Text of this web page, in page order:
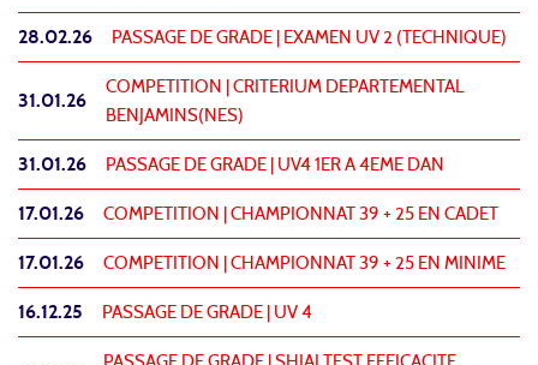
28.02.26 PASSAGE DE GRADE | EXAMEN UV 2 (TECHNIQUE)
31.01.26
COMPETITION | CRITERIUM DEPARTEMENTAL
BENJAMINS(NES)
31.01.26 PASSAGE DE GRADE | UV4 1ER A 4EME DAN
17.01.26 COMPETITION | CHAMPIONNAT 39 + 25 EN CADET
17.01.26 COMPETITION | CHAMPIONNAT 39 + 25 EN MINIME
16.12.25 PASSAGE DE GRADE | UV 4